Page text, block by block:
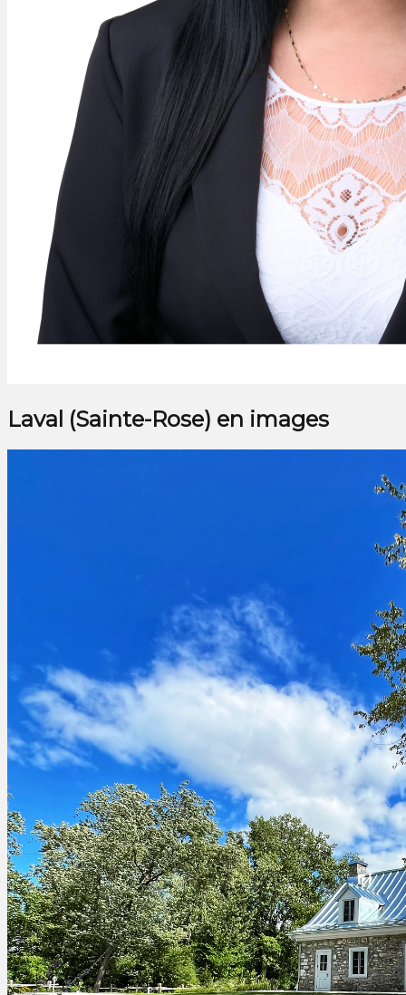
Laval (Sainte-Rose) en images